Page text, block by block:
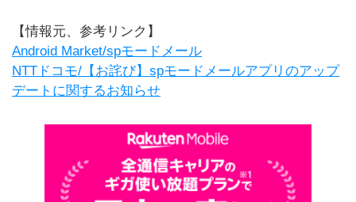
【情報元、参考リンク】
Android Market/spモードメール
NTTドコモ/【お詫び】spモードメールアプリのアップ
デートに関するお知らせ